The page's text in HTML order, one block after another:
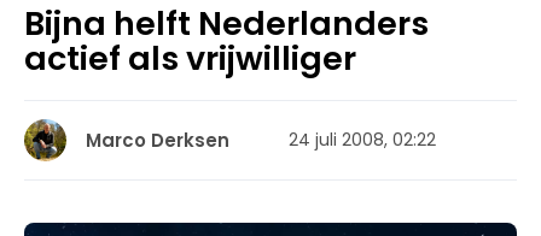
Bijna helft Nederlanders
actief als vrijwilliger
Marco Derksen 24 juli 2008, 02:22